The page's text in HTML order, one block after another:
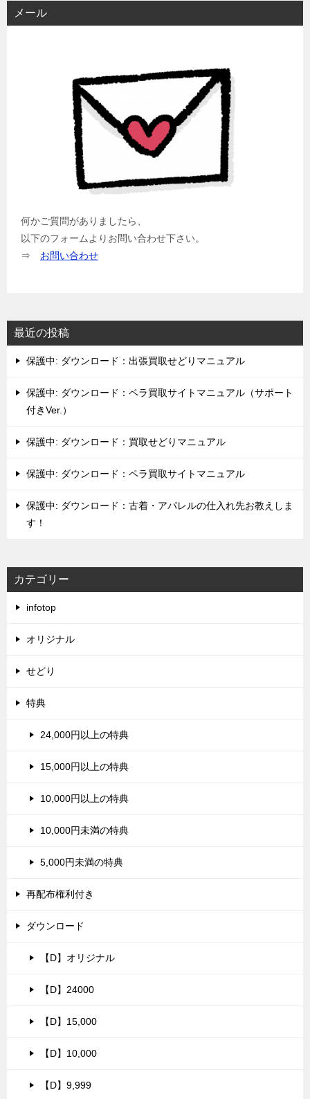
メール
何かご質問がありましたら、
以下のフォームよりお問い合わせ下さい。
⇒ お問い合わせ
最近の投稿
保護中: ダウンロード：出張買取せどりマニュアル
保護中: ダウンロード：ペラ買取サイトマニュアル（サポート
付きVer.）
保護中: ダウンロード：買取せどりマニュアル
保護中: ダウンロード：ペラ買取サイトマニュアル
保護中: ダウンロード：古着・アパレルの仕入れ先お教えしま
す！
カテゴリー
infotop
オリジナル
せどり
特典
24,000円以上の特典
15,000円以上の特典
10,000円以上の特典
10,000円未満の特典
5,000円未満の特典
再配布権利付き
ダウンロード
【D】オリジナル
【D】24000
【D】15,000
【D】10,000
【D】9,999